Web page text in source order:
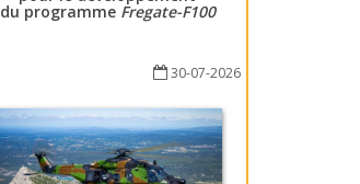
du programme Fregate-F100
30-07-2026